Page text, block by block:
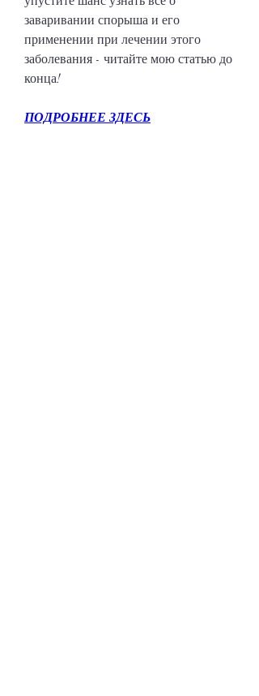
заваривании спорыша и его
применении при лечении этого
заболевания - читайте мою статью до
конца!
ПОДРОБНЕЕ ЗДЕСЬ